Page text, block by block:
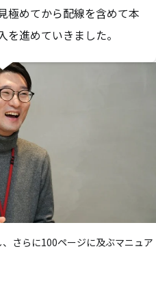
さらに100ページに及ぶマニュア
極めてから配線を含めて本
進めていきました。